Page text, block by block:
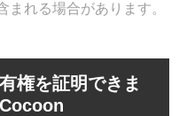
まれる場合があります。
権を証明できま